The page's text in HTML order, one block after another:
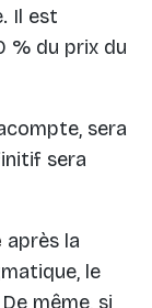
Il est
% du prix du
sera
sera
après la
le
même, si